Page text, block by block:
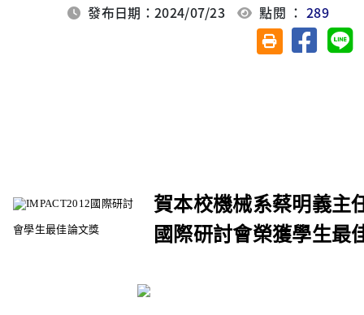
發布日期：2024/07/23 點閱 ：289
友善列印(另開視
分享至
IMPACT2012國際研討
會學生最佳論文獎
賀本校機械系蔡明義主
國際研討會榮獲學生最